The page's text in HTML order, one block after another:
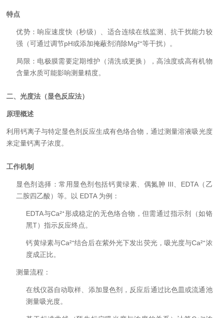
特点
优势：响应速度快（秒级）、适合连续在线监测、抗干扰能力较
强（可通过调节pH或添加掩蔽剂消除Mg²⁺等干扰）。
局限：电极膜需要定期维护（清洗或更换），高浊度或高有机物
含量水质可能影响测量精度。
二、光度法（显色反应法）
原理概述
利用钙离子与特定显色剂反应生成有色络合物，通过测量溶液吸光度
来定量钙离子浓度。
工作机制
显色剂选择：常用显色剂包括钙黄绿素、偶氮胂 III、EDTA（乙
二胺四乙酸）等。以 EDTA 为例：
EDTA与Ca²⁺形成稳定的无色络合物，但需通过指示剂（如铬
黑T）指示反应终点。
钙黄绿素与Ca²⁺结合后在紫外光下发出荧光，吸光度与Ca²⁺浓
度成正比。
测量流程：
在线仪器自动取样、添加显色剂，反应后通过比色皿或流通池
测量吸光度。